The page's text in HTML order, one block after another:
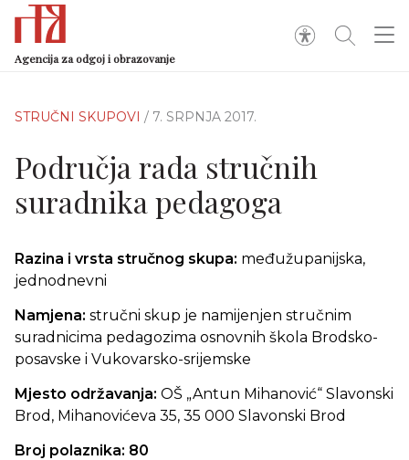
Agencija za odgoj i obrazovanje
STRUČNI SKUPOVI / 7. SRPNJA 2017.
Područja rada stručnih
suradnika pedagoga
Razina i vrsta stručnog skupa: međužupanijska,
jednodnevni
Namjena: stručni skup je namijenjen stručnim
suradnicima pedagozima osnovnih škola Brodsko-
posavske i Vukovarsko-srijemske
Mjesto održavanja: OŠ „Antun Mihanović“ Slavonski
Brod, Mihanovićeva 35, 35 000 Slavonski Brod
Broj polaznika: 80